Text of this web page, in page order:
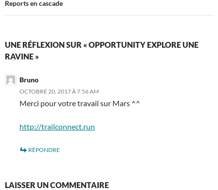
Reports en cascade
UNE RÉFLEXION SUR « OPPORTUNITY EXPLORE UNE
RAVINE »
Bruno
OCTOBRE 20, 2017 À 7:56 AM
Merci pour votre travail sur Mars ^^
http://trailconnect.run
RÉPONDRE
LAISSER UN COMMENTAIRE